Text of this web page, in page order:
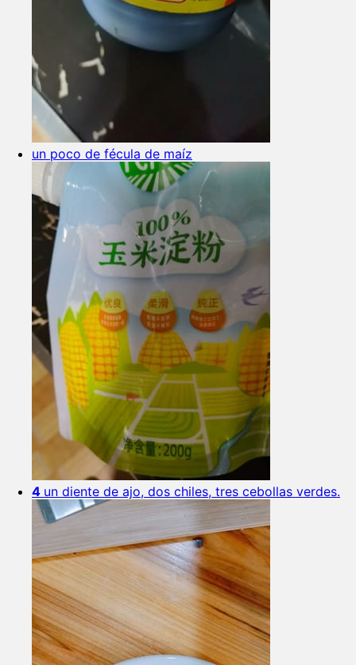
un poco de fécula de maíz
4 un diente de ajo, dos chiles, tres cebollas verdes.